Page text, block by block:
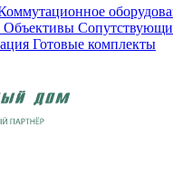
Объективы
Готовые комплекты